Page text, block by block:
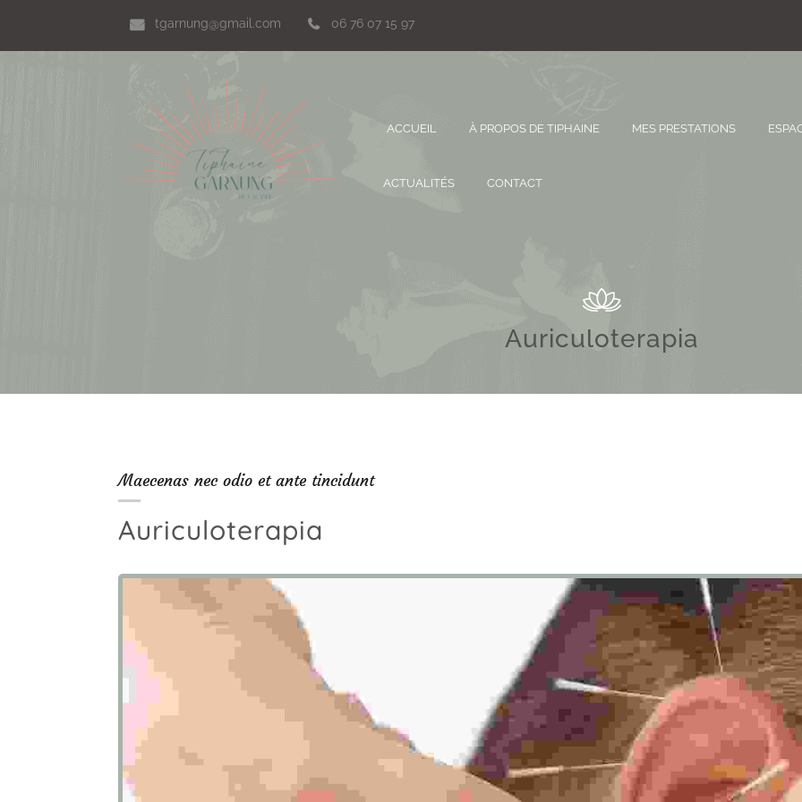
tgarnung@gmail.com 06 76 07 15 97
ACCUEIL À PROPOS DE TIPHAINE MES PRESTATIONS
ACTUALITÉS CONTACT
Auriculoterapia
Maecenas nec odio et ante tincidunt
Auriculoterapia